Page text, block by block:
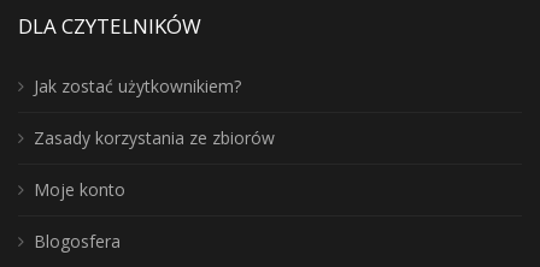
DLA CZYTELNIKÓW
Jak zostać użytkownikiem?
Zasady korzystania ze zbiorów
Moje konto
Blogosfera